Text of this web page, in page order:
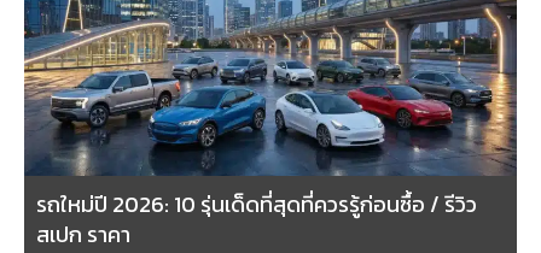
รถใหม่ปี 2026: 10 รุ่นเด็ดที่สุดที่ควรรู้ก่อนซื้อ / รีวิว
สเปก ราคา
A
G
E
A
G
E
A
G
E
A
G
E
A
G
E